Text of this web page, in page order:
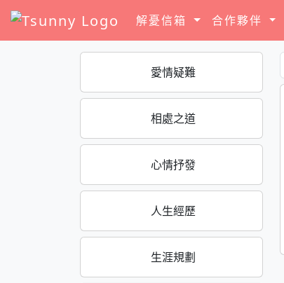
解憂信箱 合作夥伴
愛情疑難
相處之道
心情抒發
人生經歷
生涯規劃